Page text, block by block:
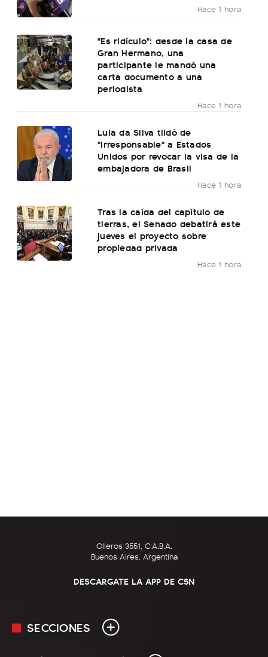
Hace 1 hora
"Es ridículo": desde la casa de
Gran Hermano, una
participante le mandó una
carta documento a una
periodista
Hace 1 hora
Lula da Silva tildó de
"irresponsable" a Estados
Unidos por revocar la visa de la
embajadora de Brasil
Hace 1 hora
Tras la caída del capítulo de
tierras, el Senado debatirá este
jueves el proyecto sobre
propiedad privada
Hace 1 hora
Olleros 3551, C.A.B.A.
Buenos Aires, Argentina
DESCARGATE LA APP DE C5N
SECCIONES